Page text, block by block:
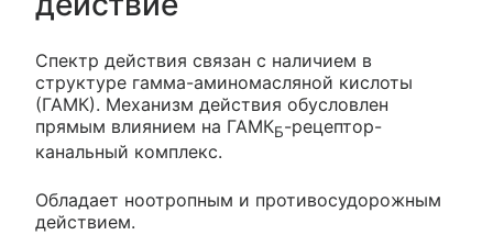
Спектр действия связан с наличием в
структуре гамма-аминомасляной кислоты
(ГАМК). Механизм действия обусловлен
прямым влиянием на ГАМКБ-рецептор-
канальный комплекс.
Обладает ноотропным и противосудорожным
действием.